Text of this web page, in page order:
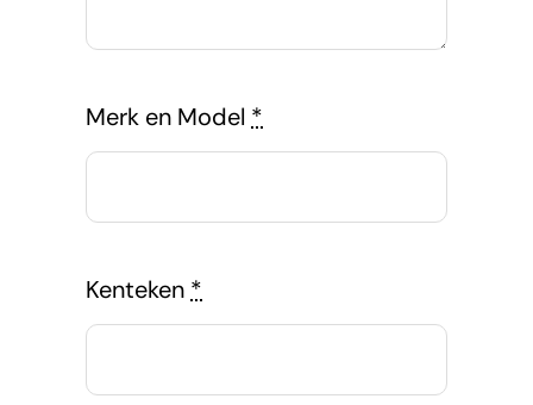
Merk en Model *
Kenteken *